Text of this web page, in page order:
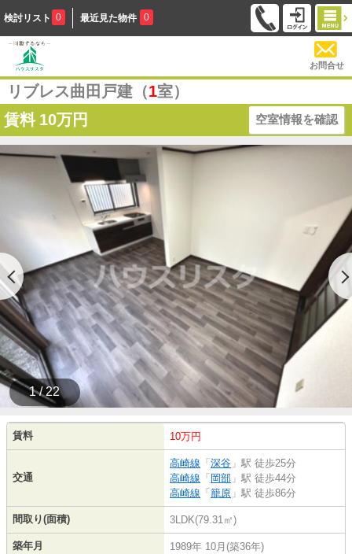
検討リスト 0 最近見た物件 0
お問合せ
リブレス曲田戸建（1室）
賃料 10万円 空室情報を確認
1 / 22
賃料 10万円
交通
高崎線 「 深谷 」駅 徒歩25分
高崎線 「 岡部 」駅 徒歩44分
高崎線 「 籠原 」駅 徒歩86分
間取り(面積) 3LDK(79.31㎡)
築年月 1989年 10月(築36年)